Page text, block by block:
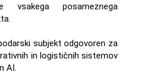
vsakega posameznega
subjekt odgovoren za
in logističnih sistemov
AI.